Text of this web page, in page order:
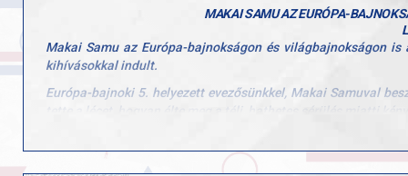
MAKAI SAMU AZ EURÓPA-
Makai Samu az Európa-bajnokságon és világbajnokságon
kihívásokkal indult.
Európa-bajnoki 5. helyezett evezősünkkel, Makai Samuval
tette a lécet, hogyan élte meg a téli, hathetes sérülés miatti
Nézzétek meg a vele készült interjút ide kattintva: https://